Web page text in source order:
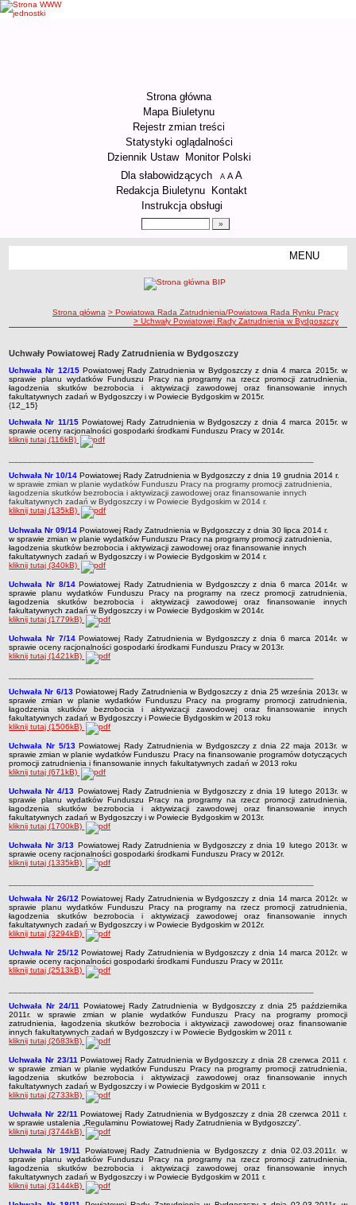
Strona główna
Mapa Biuletynu
Rejestr zmian treści
Statystyki oglądalności
Dziennik Ustaw
Monitor Polski
Menu dodatkowe
Dla słabowidzących A pomniejsz czcionkę
A standardowy rozmiar czcionki
A
Redakcja Biuletynu
Kontakt
Instrukcja obsługi
MENU
Struktura organizacyjna
Godziny pracy Urzędu
Obwieszczenia
DEKLARACJA DOSTĘPNOŚCI
Raport o stanie zapewnienia dostępności podmiotu publicznego
POWIATOWY URZĄD PRACY
Dane teleadresowe
Zadania publiczne
Kompetencje komórek organizacyjnych
Ogłoszenia o naborze kandydatów do pracy w PUP Bydgoszcz
Kontrole
Ochrona Danych Osobowych
Sygnaliści
ZAŁATWIANIE SPRAW W PUP
Wykaz spraw
Gdzie załatwić sprawę
Rejestry, ewidencje i archiwa
Dostęp do Informacji Publicznej
AKTY PRAWNE
Akty prawne dotyczące bezrobocia i rynku pracy
Uchwały Rady Powiatu Bydgoskiego
Uchwały Rady Miasta Bydgoszczy
Inne dokumenty
POMOC PUBLICZNA
Lata 2009-2025
Za rok 2026
FINANSE PUP
Zamówienia publiczne
Plan zamówień publicznych
Sprawozdania finansowe
POWIATOWA RADA ZATRUDNIENIA/POWIATOWA RADA RYNKU PRACY
Skład
Zadania
Posiedzenia Powiatowej Rady Rynku Pracy
Uchwały Powiatowej Rady Rynku Pracy
Uchwały Powiatowej Rady Zatrudnienia w Bydgoszczy
ścieżka nawigacji
Strona główna > Powiatowa Rada Zatrudnienia/Powiatowa Rada Rynku Pracy
> Uchwały Powiatowej Rady Zatrudnienia w Bydgoszczy
Uchwały Powiatowej Rady Zatrudnienia w Bydgoszczy
Uchwała Nr 12/15Powiatowej Rady Zatrudnienia w Bydgoszczy z dnia 4 marca 2015r. w
sprawie planu wydatków Funduszu Pracy na programy na rzecz promocji zatrudnienia,
łagodzenia skutków bezrobocia i aktywizacji zawodowej oraz finansowanie innych
fakultatywnych zadań w Bydgoszczy i w Powiecie Bydgoskim w 2015r.
{12_15}
Uchwała Nr 11/15Powiatowej Rady Zatrudnienia w Bydgoszczy z dnia 4 marca 2015r. w
sprawie oceny racjonalności gospodarki środkami Funduszu Pracy w 2014r.
kliknij tutaj (116kB)
Uchwała Nr 10/14Powiatowej Rady Zatrudnienia w Bydgoszczy z dnia 19 grudnia 2014 r.
w sprawie zmian w planie wydatków Funduszu Pracy na programy promocji zatrudnienia,
łagodzenia skutków bezrobocia i aktywizacji zawodowej oraz finansowanie innych
fakultatywnych zadań w Bydgoszczy i w Powiecie Bydgoskim w 2014 r.
kliknij tutaj (135kB)
Uchwała Nr 09/14Powiatowej Rady Zatrudnienia w Bydgoszczy z dnia 30 lipca 2014 r.
w sprawie zmian w planie wydatków Funduszu Pracy na programy promocji zatrudnienia,
łagodzenia skutków bezrobocia i aktywizacji zawodowej oraz finansowanie innych
fakultatywnych zadań w Bydgoszczy i w Powiecie Bydgoskim w 2014 r.
kliknij tutaj (340kB)
Uchwała Nr 8/14Powiatowej Rady Zatrudnienia w Bydgoszczy z dnia 6 marca 2014r. w
sprawie planu wydatków Funduszu Pracy na programy na rzecz promocji zatrudnienia,
łagodzenia skutków bezrobocia i aktywizacji zawodowej oraz finansowanie innych
fakultatywnych zadań w Bydgoszczy i w Powiecie Bydgoskim w 2014r.
kliknij tutaj (1779kB)
Uchwała Nr 7/14Powiatowej Rady Zatrudnienia w Bydgoszczy z dnia 6 marca 2014r. w
sprawie oceny racjonalności gospodarki środkami Funduszu Pracy w 2013r.
kliknij tutaj (1421kB)
Uchwała Nr 6/13Powiatowej Rady Zatrudnienia w Bydgoszczy z dnia 25 września 2013r. w
sprawie zmian w planie wydatków Funduszu Pracy na programy promocji zatrudnienia,
łagodzenia skutków bezrobocia i aktywizacji zawodowej oraz finansowanie innych
fakultatywnych zadań w Bydgoszczy i Powiecie Bydgoskim w 2013 roku
kliknij tutaj (1506kB)
Uchwała Nr 5/13Powiatowej Rady Zatrudnienia w Bydgoszczy z dnia 22 maja 2013r. w
sprawie zmian w planie wydatków Funduszu Pracy na finansowanie programów dotyczących
promocji zatrudnienia i finansowanie innych fakultatywnych zadań w 2013 roku
kliknij tutaj (671kB)
Uchwała Nr 4/13 Powiatowej Rady Zatrudnienia w Bydgoszczy z dnia 19 lutego 2013r. w
sprawie planu wydatków Funduszu Pracy na programy na rzecz promocji zatrudnienia,
łagodzenia skutków bezrobocia i aktywizacji zawodowej oraz finansowanie innych
fakultatywnych zadań w Bydgoszczy i w Powiecie Bydgoskim w 2013r.
kliknij tutaj (1700kB)
Uchwała Nr 3/13 Powiatowej Rady Zatrudnienia w Bydgoszczy z dnia 19 lutego 2013r. w
sprawie oceny racjonalności gospodarki środkami Funduszu Pracy w 2012r.
kliknij tutaj (1335kB)
Uchwała Nr 26/12 Powiatowej Rady Zatrudnienia w Bydgoszczy z dnia 14 marca 2012r. w
sprawie planu wydatków Funduszu Pracy na programy na rzecz promocji zatrudnienia,
łagodzenia skutków bezrobocia i aktywizacji zawodowej oraz finansowanie innych
fakultatywnych zadań w Bydgoszczy i w Powiecie Bydgoskim w 2012r.
kliknij tutaj (3294kB)
Uchwała Nr 25/12 Powiatowej Rady Zatrudnienia w Bydgoszczy z dnia 14 marca 2012r. w
sprawie oceny racjonalności gospodarki środkami Funduszu Pracy w 2011r.
kliknij tutaj (2513kB)
Uchwała Nr 24/11
Powiatowej Rady Zatrudnienia w Bydgoszczy z dnia 25 października
2011r. w sprawie zmian w planie wydatków Funduszu Pracy na programy promocji
zatrudnienia, łagodzenia skutków bezrobocia i aktywizacji zawodowej oraz finansowanie
innych fakultatywnych zadań w Bydgoszczy i w Powiecie Bydgoskim w 2011 r.
kliknij tutaj (2683kB)
Uchwała Nr 23/11 Powiatowej Rady Zatrudnienia w Bydgoszczy z dnia 28 czerwca 2011 r.
w sprawie zmian w planie wydatków Funduszu Pracy na programy promocji zatrudnienia,
łagodzenia skutków bezrobocia i aktywizacji zawodowej oraz finansowanie innych
fakultatywnych zadań w Bydgoszczy i w Powiecie Bydgoskim w 2011 r.
kliknij tutaj (2733kB)
Uchwała Nr 22/11 Powiatowej Rady Zatrudnienia w Bydgoszczy z dnia 28 czerwca 2011 r.
w sprawie ustalenia „Regulaminu Powiatowej Rady Zatrudnienia w Bydgoszczy”.
kliknij tutaj (3744kB)
Uchwała Nr 19/11 Powiatowej Rady Zatrudnienia w Bydgoszczyz dnia 02.03.2011r. w
sprawie planu wydatków Funduszu Pracy na programy na rzecz promocji zatrudnienia,
łagodzenia skutków bezrobocia i aktywizacji zawodowej oraz finansowanie innych
fakultatywnych zadań w Bydgoszczy i w Powiecie Bydgoskim w 2011 r.
kliknij tutaj (3144kB)